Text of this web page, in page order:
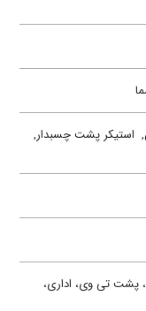
استیکر پشت چسبدار,
پشت تی وی، اداری،